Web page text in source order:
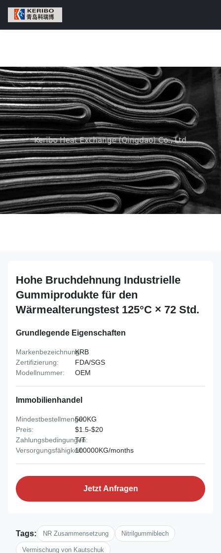
Hohe Bruchdehnung Industrielle
Gummiprodukte für den
Wärmealterungstest 125°C × 72 Std.
Grundlegende Eigenschaften
Markenbezeichnung:KRB
Zertifizierung:
FDA/SGS
Modellnummer:
OEM
Immobilienhandel
Mindestbestellmenge:500KG
Preis:
$1.5-$20
Zahlungsbedingungen:
T/T
Versorgungsfähigkeit:100000KG/months
Jetzt Anfragen
Tags: NR Zusammensetzung Nitrilgummiblech
Vermischung von Kautschuk